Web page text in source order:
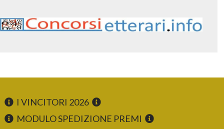
I VINCITORI 2026
MODULO SPEDIZIONE PREMI